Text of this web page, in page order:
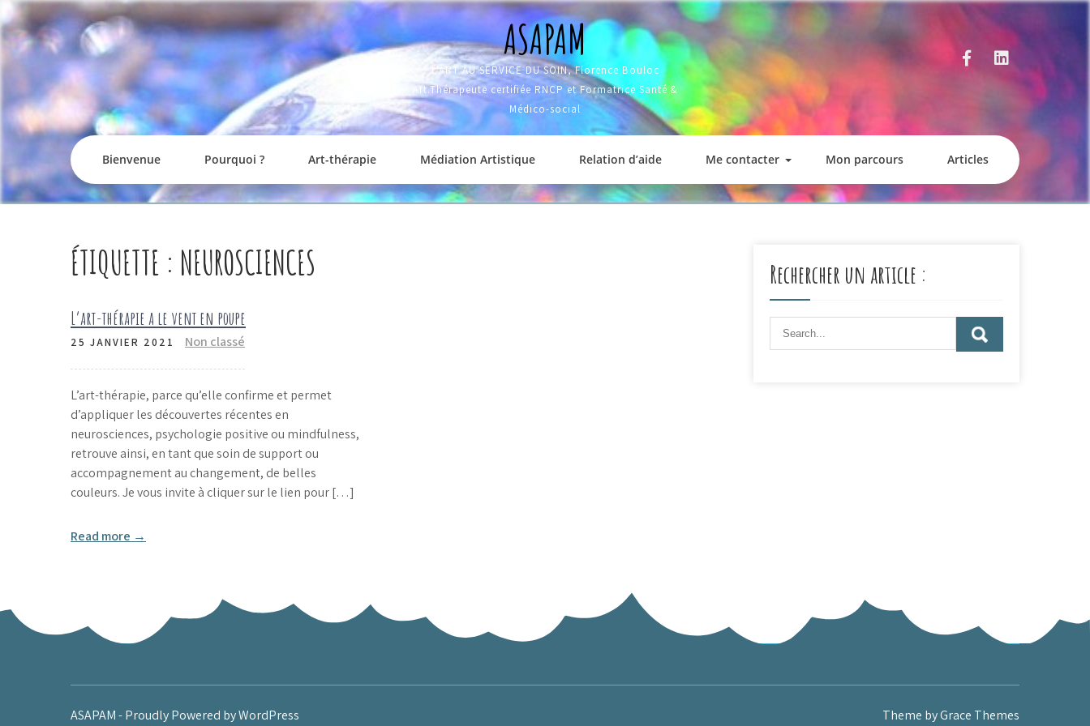
to
content
ASAPAM
L'ART AU SERVICE DU SOIN, Florence Bouloc
Art.Thérapeute certifiée RNCP et Formatrice Santé &
Médico-social
Bienvenue Pourquoi ? Art-thérapie Médiation Artistique Relation d’aide Me contacter Mon parcours Articles
ÉTIQUETTE : NEUROSCIENCES
L’art-thérapie a le vent en poupe
25 JANVIER 2021 Non classé
L’art-thérapie, parce qu’elle confirme et permet
d’appliquer les découvertes récentes en
neurosciences, psychologie positive ou mindfulness,
retrouve ainsi, en tant que soin de support ou
accompagnement au changement, de belles
couleurs. Je vous invite à cliquer sur le lien pour […]
Read more →
Rechercher un article :
ASAPAM - Proudly Powered by WordPress Theme by Grace Themes